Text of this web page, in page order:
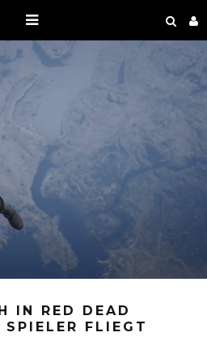
IN RED DEAD
FLIEGT